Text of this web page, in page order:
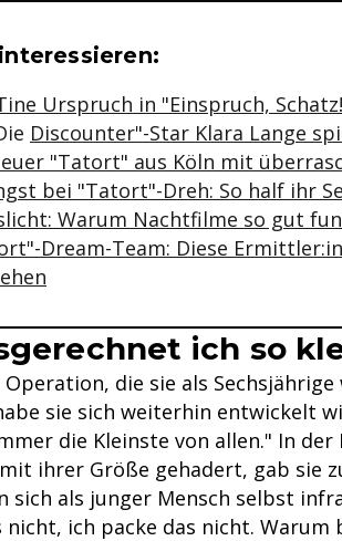
zum Inhalt
Urspruch in "Einspruch,
Discounter"-Star Klara Lange
"Tatort" aus Köln mit
bei "Tatort"-Dreh: So half ihr
Warum Nachtfilme so gut
Dream-Team: Diese
ich so
die sie als Sechsjährige
sie sich weiterhin entwickelt
die Kleinste von allen." In
ihrer Größe gehadert, gab sie
sich als junger Mensch selbst
ich packe das nicht. Warum